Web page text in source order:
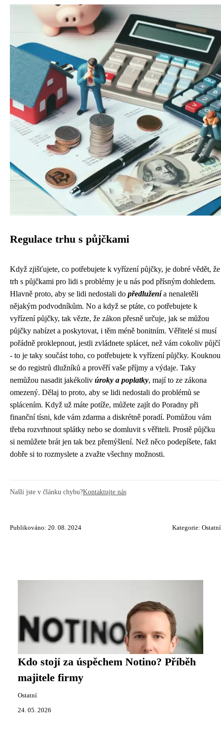
Regulace trhu s půjčkami
Když zjišťujete, co potřebujete k vyřízení půjčky, je dobré vědět, že
trh s půjčkami pro lidi s problémy je u nás pod přísným dohledem.
Hlavně proto, aby se lidi nedostali do předluženía nenaletěli
nějakým podvodníkům. No a když se ptáte, co potřebujete k
vyřízení půjčky, tak vězte, že zákon přesně určuje, jak se můžou
půjčky nabízet a poskytovat, i těm méně bonitním. Věřitelé si musí
pořádně proklepnout, jestli zvládnete splácet, než vám cokoliv půjčí
- to je taky součást toho, co potřebujete k vyřízení půjčky. Kouknou
se do registrů dlužníků a prověří vaše příjmy a výdaje. Taky
nemůžou nasadit jakékoliv úroky a poplatky, mají to ze zákona
omezený. Dělaj to proto, aby se lidi nedostali do problémů se
splácením. Když už máte potíže, můžete zajít do Poradny při
finanční tísni, kde vám zdarma a diskrétně poradí. Pomůžou vám
třeba rozvrhnout splátky nebo se domluvit s věřiteli. Prostě půjčku
si nemůžete brát jen tak bez přemýšlení. Než něco podepíšete, fakt
dobře si to rozmyslete a zvažte všechny možnosti.
Našli jste v článku chybu?Kontaktujte nás
Publikováno: 20. 08. 2024 Kategorie: Ostatní
Kdo stojí za úspěchem Notino? Příběh
majitele firmy
Ostatní
24. 05. 2026